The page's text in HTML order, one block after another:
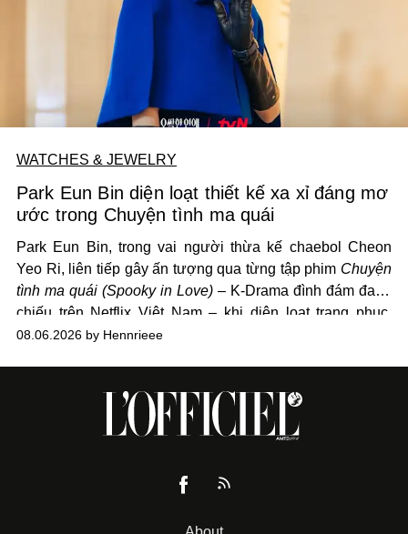
WATCHES & JEWELRY
Park Eun Bin diện loạt thiết kế xa xỉ đáng mơ
ước trong Chuyện tình ma quái
Park Eun Bin, trong vai người thừa kế chaebol Cheon
Yeo Ri, liên tiếp gây ấn tượng qua từng tập phim Chuyện
tình ma quái (Spooky in Love) – K-Drama đình đám đang
chiếu trên Netflix Việt Nam – khi diện loạt trang phục,
đồng hồ & trang sức xa xỉ tương xứng với địa vị trên màn
08.06.2026 by Hennrieee